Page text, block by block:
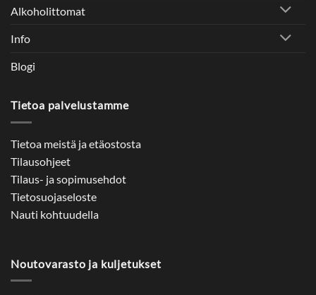
Alkoholittomat
Info
Blogi
Tietoa palvelustamme
Tietoa meistä ja etäostosta
Tilausohjeet
Tilaus- ja sopimusehdot
Tietosuojaseloste
Nauti kohtuudella
Noutovarasto ja kuljetukset